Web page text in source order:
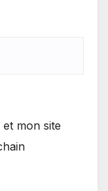
mon site